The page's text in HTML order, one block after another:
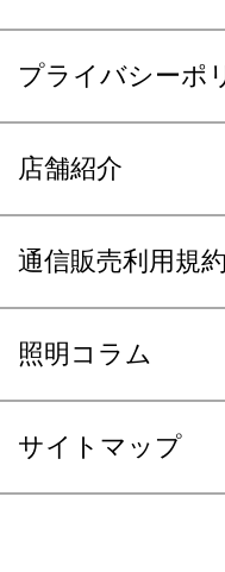
プライバシーポ
店舗紹介
通信販売利用規約
照明コラム
サイトマップ